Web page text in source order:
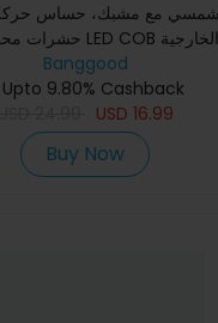
مع مشبك، حساس حركة،
Banggood
9.80% Cashback
USD 16.99
Buy Now